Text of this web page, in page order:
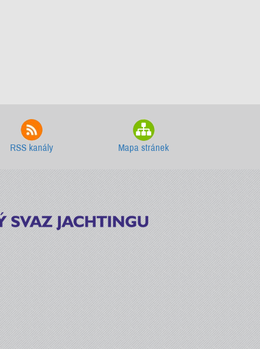
RSS kanály Mapa stránek